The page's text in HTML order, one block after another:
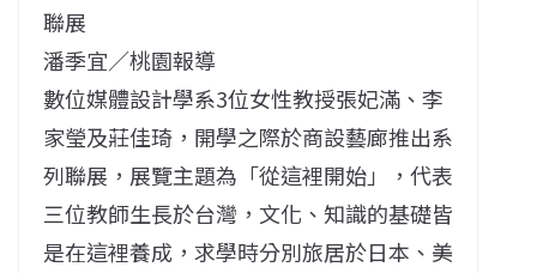
聯展
潘季宜／桃園報導
數位媒體設計學系3位女性教授張妃滿、李
家瑩及莊佳琦，開學之際於商設藝廊推出系
列聯展，展覽主題為「從這裡開始」，代表
三位教師生長於台灣，文化、知識的基礎皆
是在這裡養成，求學時分別旅居於日本、美